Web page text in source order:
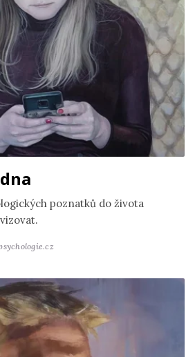
poznatků do života